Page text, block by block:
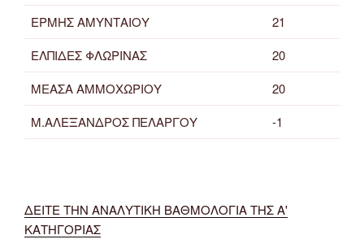
ΕΡΜΗΣ ΑΜΥΝΤΑΙΟΥ
21
ΕΛΠΙΔΕΣ ΦΛΩΡΙΝΑΣ
20
ΜΕΑΣΑ ΑΜΜΟΧΩΡΙΟΥ
20
Μ.ΑΛΕΞΑΝΔΡΟΣ ΠΕΛΑΡΓΟΥ
-1
ΔΕΙΤΕ ΤΗΝ ΑΝΑΛΥΤΙΚΗ ΒΑΘΜΟΛΟΓΙΑ ΤΗΣ Α'
ΚΑΤΗΓΟΡΙΑΣ